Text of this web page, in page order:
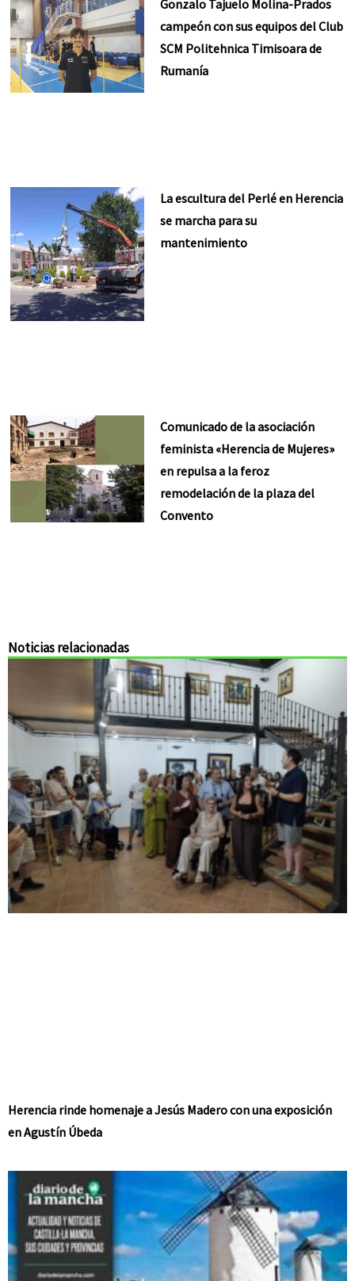
Gonzalo Tajuelo Molina-Prados
campeón con sus equipos del Club
SCM Politehnica Timisoara de
Rumanía
La escultura del Perlé en Herencia
se marcha para su
mantenimiento
Comunicado de la asociación
feminista «Herencia de Mujeres»
en repulsa a la feroz
remodelación de la plaza del
Convento
Noticias relacionadas
Herencia rinde homenaje a Jesús Madero con una exposición
en Agustín Úbeda